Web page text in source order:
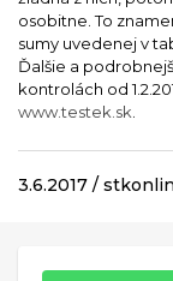
osobitne. To
sumy uvedenej v
Ďalšie a
kontrolách od
www.testek.sk
3.6.2017 /